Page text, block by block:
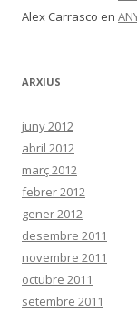
Alex Carrasco en
ARXIUS
juny 2012
abril 2012
març 2012
febrer 2012
gener 2012
desembre 2011
novembre 2011
octubre 2011
setembre 2011